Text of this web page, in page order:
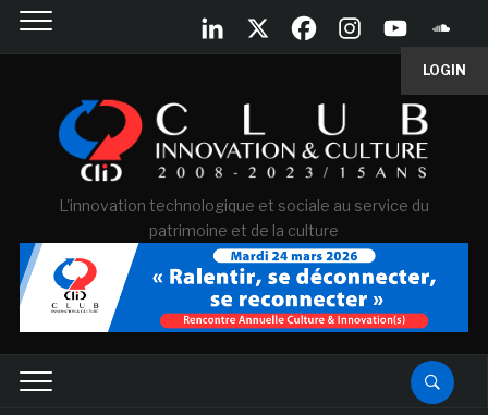
LOGIN
L'innovation technologique et sociale au service du
patrimoine et de la culture